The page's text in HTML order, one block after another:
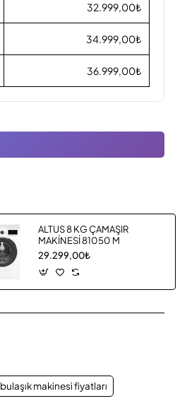
32.999,00₺
34.999,00₺
36.999,00₺
ALTUS 8 KG ÇAMAŞIR
MAKİNESİ 81050 M
29.299,00₺
bulaşık makinesi fiyatları